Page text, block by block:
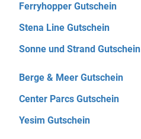
Ferryhopper Gutschein
Stena Line Gutschein
Sonne und Strand Gutschein
Berge & Meer Gutschein
Center Parcs Gutschein
Yesim Gutschein